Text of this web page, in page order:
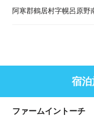
阿寒郡鶴居村字幌呂原野
宿
ファームイントーチ